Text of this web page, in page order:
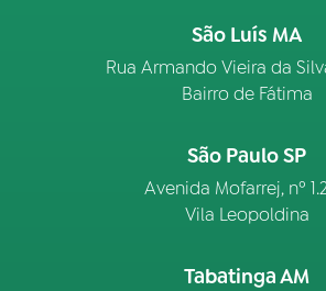
São Luís MA
Rua Armando Vieira da
Bairro de Fátima
São Paulo SP
Avenida Mofarrej, nº
Vila Leopoldina
Tabatinga AM